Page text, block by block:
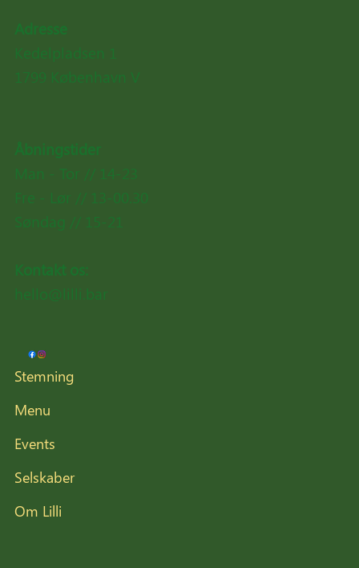
Adresse
Kedelpladsen 1
1799 København V
Åbningstider
Man - Tor //
14-23
Fre - Lør // 13-00.30
Søndag // 15-21
Kontakt os:
hello@lilli.bar
Stemning
Menu
Events
Selskaber
Om Lilli